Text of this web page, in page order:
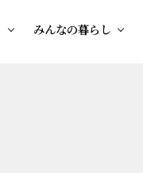
みんなの暮らし